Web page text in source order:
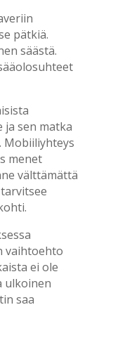
pätkiä.
säästä.
ja sen matka
Mobiiliyhteys
menet
välttämättä
vaihtoehto
ei ole
ulkoinen
saa